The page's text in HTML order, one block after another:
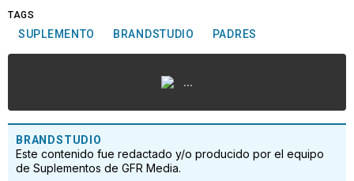
TAGS
SUPLEMENTO BRANDSTUDIO PADRES
...
BRANDSTUDIO
Este contenido fue redactado y/o producido por el equipo
de Suplementos de GFR Media.